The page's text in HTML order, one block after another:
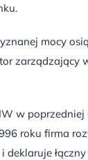
mocy
w
roku firma
i deklaruje